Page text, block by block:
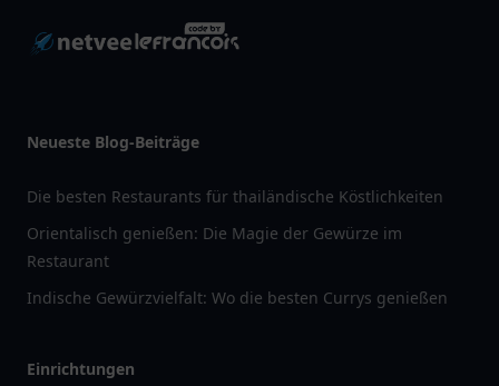
Neueste Blog-Beiträge
Die besten Restaurants für thailändische Köstlichkeiten
Orientalisch genießen: Die Magie der Gewürze im
Restaurant
Indische Gewürzvielfalt: Wo die besten Currys genießen
Einrichtungen